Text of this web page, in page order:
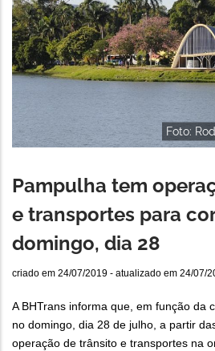
Foto:
Pampulha tem
e transportes para
domingo, dia 28
criado em 24/07/2019 - atualizado em 24/07/
A BHTrans informa que, em função da
no domingo, dia 28 de julho, a partir
operação de trânsito e transportes na